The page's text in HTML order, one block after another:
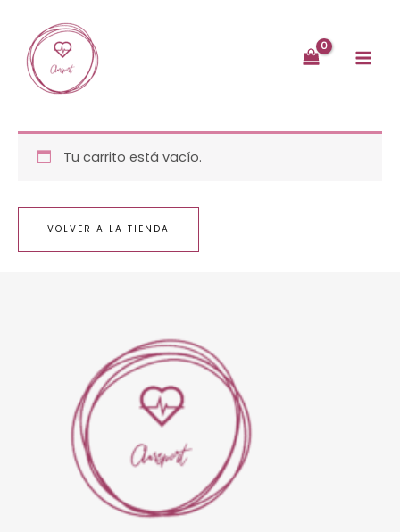
contenido
Tu carrito está vacío.
VOLVER A LA TIENDA